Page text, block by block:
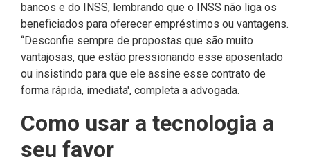
bancos e do INSS, lembrando que o INSS não liga os
beneficiados para oferecer empréstimos ou vantagens.
“Desconfie sempre de propostas que são muito
vantajosas, que estão pressionando esse aposentado
ou insistindo para que ele assine esse contrato de
forma rápida, imediata', completa a advogada.
Como usar a tecnologia a
seu favor